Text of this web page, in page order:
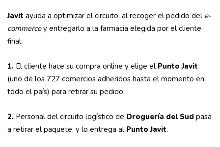
Javit ayuda a optimizar el circuito, al recoger el pedido del e-
commercey entregarlo a la farmacia elegida por el cliente
final:
1. El cliente hace su compra online y elige el Punto Javit
(uno de los 727 comercios adheridos hasta el momento en
todo el país) para retirar su pedido.
2. Personal del circuito logístico de Droguería del Sud pasa
a retirar el paquete, y lo entrega al Punto Javit.